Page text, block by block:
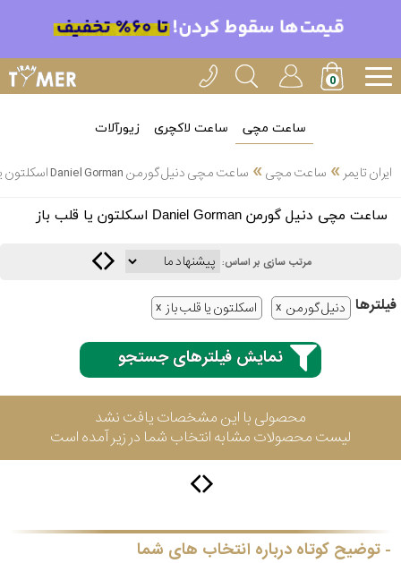
ساعت مچی ساعت لاکچری زیورآلات
ایران تایمر » ساعت مچی» ساعت مچی دنیل گورمن Daniel Gorman اسکلتون یا قلب باز
ساعت مچی دنیل گورمن Daniel Gorman اسکلتون یا قلب باز
مرتب سازی بر اساس:
فیلتر‌ها دنیل گورمن اسکلتون یا قلب باز
نمایش فیلترهای جستجو
محصولی با این مشخصات یافت نشد
لیست محصولات مشابه انتخاب شما در زیر آمده است
توضیح کوتاه درباره انتخاب های شما
انتخاب
بین 3
3
سیکو
سیتیزن
اورینت